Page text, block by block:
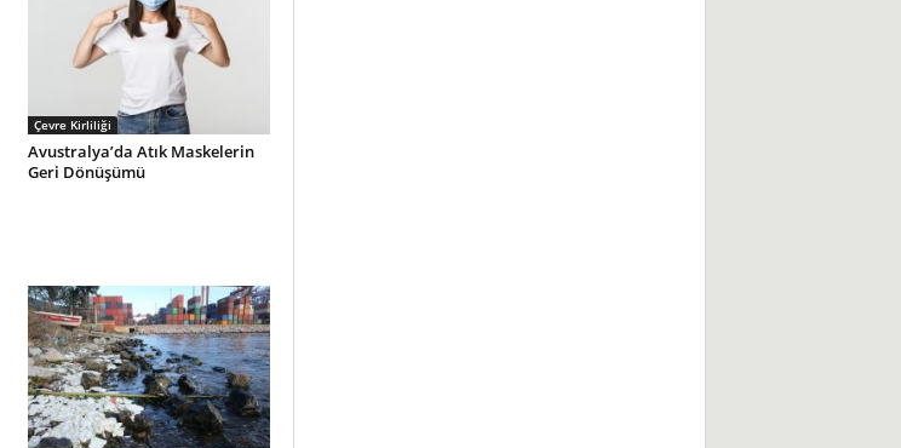
Çevre Kirliliği
Avustralya’da Atık Maskelerin
Geri Dönüşümü